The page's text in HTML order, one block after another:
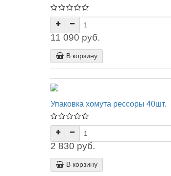
11 090 руб.
В корзину
Упаковка хомута рессоры 40шт.
2 830 руб.
В корзину